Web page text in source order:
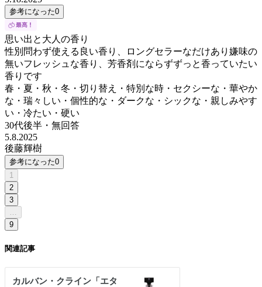
参考になった0
思い出と大人の香り
性別問わず使える良い香り、ロングセラーなだけあり嫌味の
無いフレッシュな香り、芳香剤にならずずっと香っていたい
香りです
春・夏・秋・冬・切り替え・特別な時・セクシーな・華やか
な・瑞々しい・個性的な・ダークな・シックな・親しみやす
い・冷たい・硬い
30代後半 ・ 無回答
5.8.2025
後藤輝樹
参考になった0
1
2
3
9
関連記事